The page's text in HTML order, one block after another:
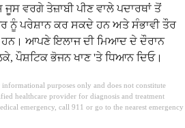
ਵਰਗੇ ਤੇਜ਼ਾਬੀ ਪੀਣ ਵਾਲੇ ਪਦਾਰਥਾਂ ਤੋਂ
ਨੂੰ ਪਰੇਸ਼ਾਨ ਕਰ ਸਕਦੇ ਹਨ ਅਤੇ ਸੰਭਾਵੀ ਤੌਰ
ਆਪਣੇ ਇਲਾਜ ਦੀ ਮਿਆਦ ਦੇ ਦੌਰਾਨ
ਪੌਸ਼ਟਿਕ ਭੋਜਨ ਖਾਣ 'ਤੇ ਧਿਆਨ ਦਿਓ।
purposes only and does not constitute
healthcare provider for diagnosis and treatment
emergency, call 911 or go to the nearest emergency